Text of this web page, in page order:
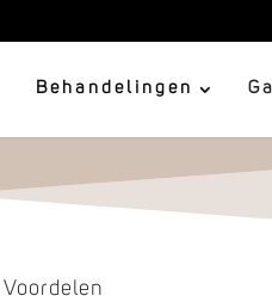
Behandelingen
Voordelen